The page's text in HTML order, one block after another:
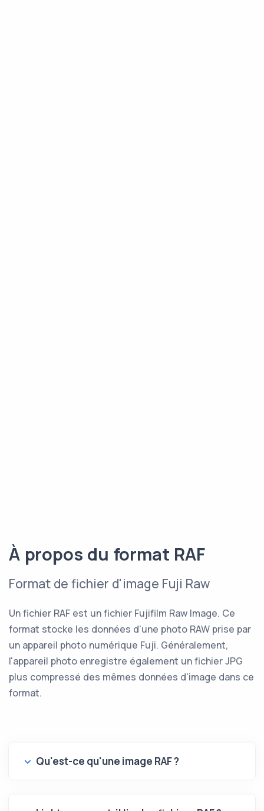
À propos du format RAF
Format de fichier d'image Fuji Raw
Un fichier RAF est un fichier Fujifilm Raw Image. Ce
format stocke les données d'une photo RAW prise par
un appareil photo numérique Fuji. Généralement,
l'appareil photo enregistre également un fichier JPG
plus compressé des mêmes données d'image dans ce
format.
Qu'est-ce qu'une image RAF ?